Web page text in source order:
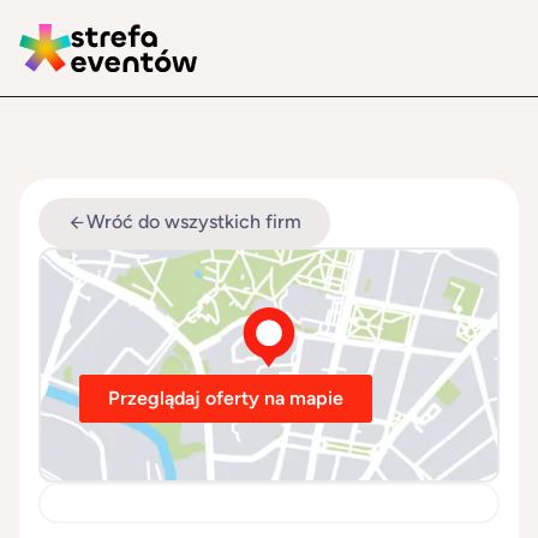
Wróć do wszystkich firm
Przeglądaj oferty na mapie